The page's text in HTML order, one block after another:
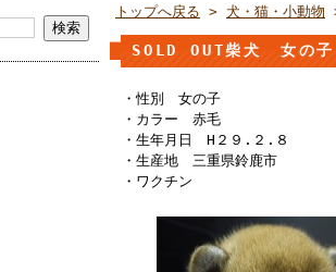
トップへ戻る > 犬・猫・小動物
SOLD OUT柴犬 女の
・性別 女の子
・カラー 赤毛
・生年月日 H２９.２.８
・生産地 三重県鈴鹿市
・ワクチン